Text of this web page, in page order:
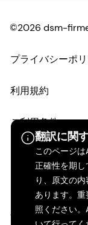
翻訳に関
このページは
正確性を期
り、原文の
あります。
照ください
©2026 dsm-
プライバシーポ
利用規約
ご利用条件
カリフォルニア
アクセシビリテ
法的情報